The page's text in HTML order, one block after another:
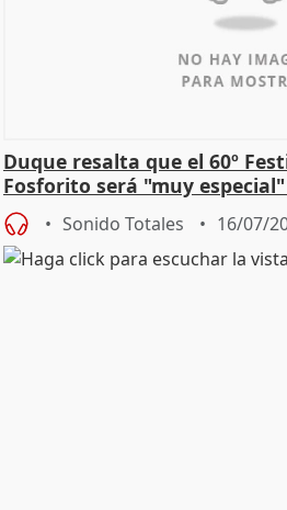
Duque resalta que el 60º
Fosforito será "muy
Sonido Totales 16/07/